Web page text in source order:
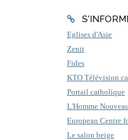
Eglises d'Asie
Zenit
Fides
KTO Télévision
Portail catholique
L'Homme Nouveau
European Centre
Le salon beige